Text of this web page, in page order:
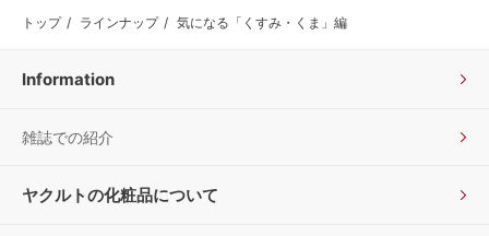
トップ ラインナップ 気になる「くすみ・くま」編
Information
雑誌での紹介
ヤクルトの化粧品について